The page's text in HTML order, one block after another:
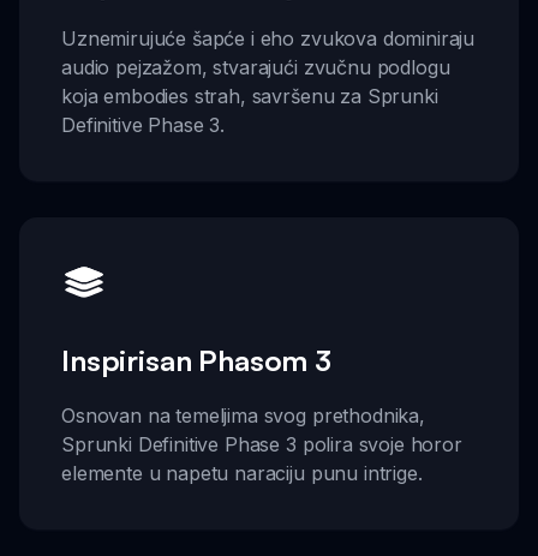
Uznemirujuće šapće i eho zvukova dominiraju
audio pejzažom, stvarajući zvučnu podlogu
koja embodies strah, savršenu za Sprunki
Definitive Phase 3.
Inspirisan Phasom 3
Osnovan na temeljima svog prethodnika,
Sprunki Definitive Phase 3 polira svoje horor
elemente u napetu naraciju punu intrige.